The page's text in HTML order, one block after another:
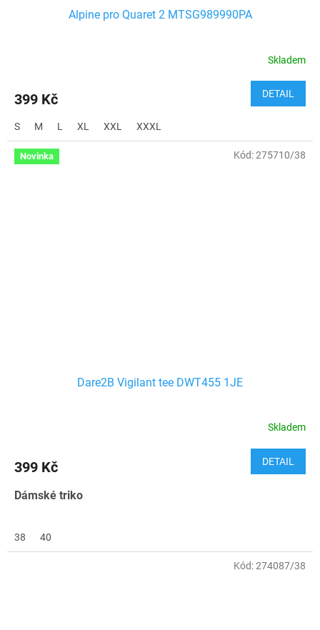
Alpine pro Quaret 2 MTSG989990PA
Skladem
399 Kč DETAIL
S M L XL XXL XXXL
Novinka
Dare2B Vigilant tee DWT455 1JE
Skladem
399 Kč DETAIL
Dámské triko
38 40
Kód:275710/38
Kód:274087/38